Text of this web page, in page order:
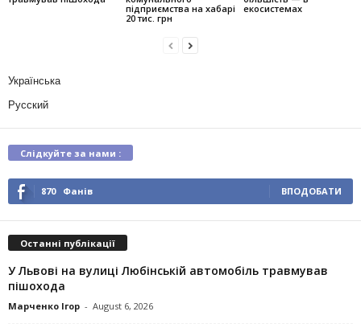
підприємства на хабарі
20 тис. грн
екосистемах
Українська
Русский
Слідкуйте за нами :
870 Фанів ВПОДОБАТИ
Останні публікації
У Львові на вулиці Любінській автомобіль травмував
пішохода
Марченко Ігор - August 6, 2026